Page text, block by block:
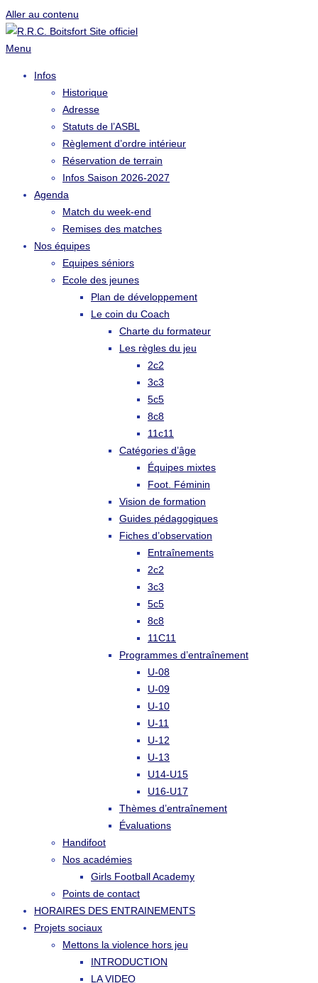
Aller au contenu
Menu
Infos
Historique
Adresse
Statuts de l’ASBL
Règlement d’ordre intérieur
Réservation de terrain
Infos Saison 2026-2027
Agenda
Match du week-end
Remises des matches
Nos équipes
Equipes séniors
Ecole des jeunes
Plan de développement
Le coin du Coach
Charte du formateur
Les règles du jeu
2c2
3c3
5c5
8c8
11c11
Catégories d’âge
Équipes mixtes
Foot. Féminin
Vision de formation
Guides pédagogiques
Fiches d’observation
Entraînements
2c2
3c3
5c5
8c8
11C11
Programmes d’entraînement
U-08
U-09
U-10
U-11
U-12
U-13
U14-U15
U16-U17
Thèmes d’entraînement
Évaluations
Handifoot
Nos académies
Girls Football Academy
Points de contact
HORAIRES DES ENTRAINEMENTS
Projets sociaux
Mettons la violence hors jeu
INTRODUCTION
LA VIDEO